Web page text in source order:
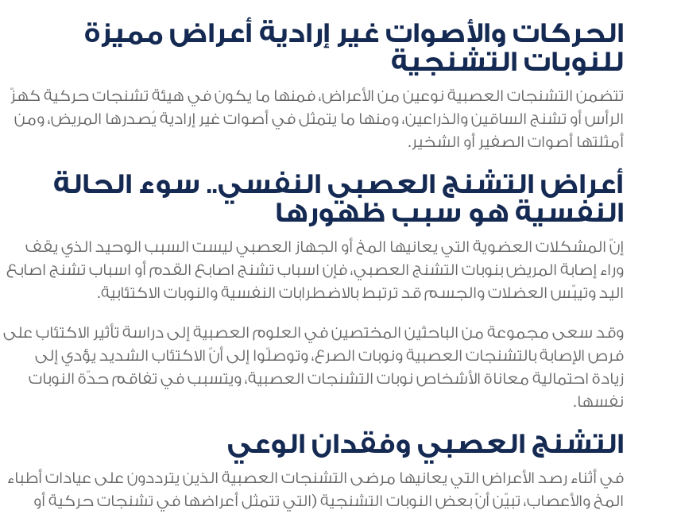
الحركات والأصوات غير إرادية أعراض مميزة
للنوبات التشنجية
تتضمن التشنجات العصبية نوعين من الأعراض، فمنها ما يكون في هيئة تشنجات حركية كهزّ
الرأس أو تشنج الساقين والذراعين، ومنها ما يتمثل في أصوات غير إرادية يُصدرها المريض، ومن
أمثلتها أصوات الصفير أو الشخير.
أعراض التشنج العصبي النفسي.. سوء الحالة
النفسية هو سبب ظهورها
إنّ المشكلات العضوية التي يعانيها المخ أو الجهاز العصبي ليست السبب الوحيد الذي يقف
وراء إصابة المريض بنوبات التشنج العصبي، فإن اسباب تشنج اصابع القدم أو اسباب تشنج اصابع
اليد وتيبّس العضلات والجسم قد ترتبط بالاضطرابات النفسية والنوبات الاكتئابية.
وقد سعى مجموعة من الباحثين المختصين في العلوم العصبية إلى دراسة تأثير الاكتئاب على
فرص الإصابة بالتشنجات العصبية ونوبات الصرع، وتوصلّوا إلى أنّ الاكتئاب الشديد يؤدي إلى
زيادة احتمالية معاناة الأشخاص نوبات التشنجات العصبية، ويتسبب في تفاقم حدّة النوبات
نفسها.
التشنج العصبي وفقدان الوعي
في أثناء رصد الأعراض التي يعانيها مرضى التشنجات العصبية الذين يترددون على عيادات أطباء
المخ والأعصاب، تبيّن أنّ بعض النوبات التشنجية (التي تتمثل أعراضها في تشنجات حركية أو